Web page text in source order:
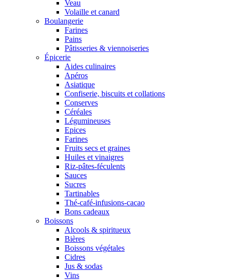
Veau
Volaille et canard
Boulangerie
Farines
Pains
Pâtisseries & viennoiseries
Épicerie
Aides culinaires
Apéros
Asiatique
Confiserie, biscuits et collations
Conserves
Céréales
Légumineuses
Epices
Farines
Fruits secs et graines
Huiles et vinaigres
Riz-pâtes-féculents
Sauces
Sucres
Tartinables
Thé-café-infusions-cacao
Bons cadeaux
Boissons
Alcools & spiritueux
Bières
Boissons végétales
Cidres
Jus & sodas
Vins